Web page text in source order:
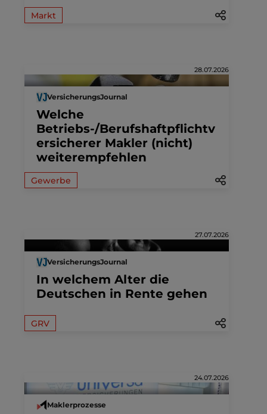
Markt
28.07.2026
VersicherungsJournal
Welche
Betriebs-/Berufshaftpflichtv
ersicherer Makler (nicht)
weiterempfehlen
Gewerbe
27.07.2026
VersicherungsJournal
In welchem Alter die
Deutschen in Rente gehen
GRV
24.07.2026
Maklerprozesse